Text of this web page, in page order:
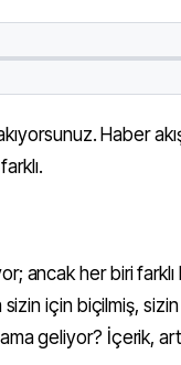
Haber
ancak her biri
sizin için biçilmiş,
geliyor? İçerik,